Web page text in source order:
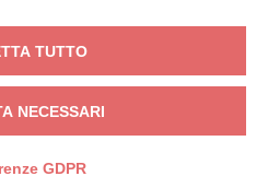
- PMI Innovativa
Whistleblowing
TUTTO
NECESSARI
GDPR